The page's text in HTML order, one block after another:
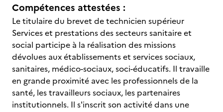
Compétences attestées :
Le titulaire du brevet de technicien supérieur
Services et prestations des secteurs sanitaire et
social participe à la réalisation des missions
dévolues aux établissements et services sociaux,
sanitaires, médico-sociaux, soci-éducatifs. Il travaille
en grande proximité avec les professionnels de la
santé, les travailleurs sociaux, les partenaires
institutionnels. Il s'inscrit son activité dans une